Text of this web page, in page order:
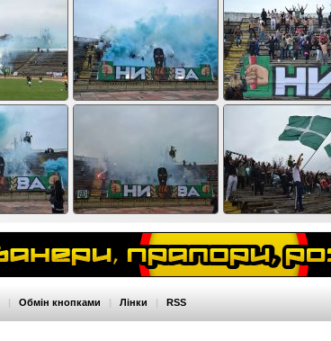
| Обмін кнопками | Лінки | RSS